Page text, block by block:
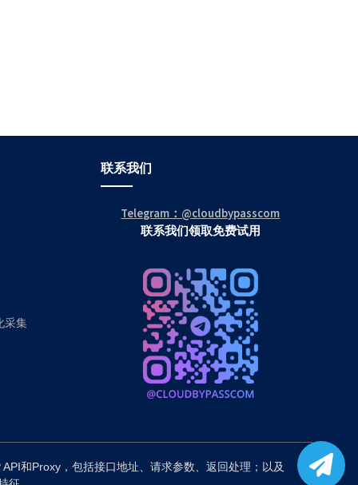
采集
联系我们
Telegram：@cloudbypasscom
联系我们领取免费试用
和Proxy，包括接口地址、请求参数、返回处理；以及